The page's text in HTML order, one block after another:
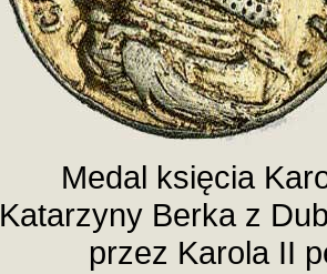
Medal księcia
Katarzyny Berka z
przez Karola II